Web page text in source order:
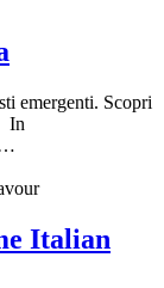
emergenti. Scopri
In
Italian